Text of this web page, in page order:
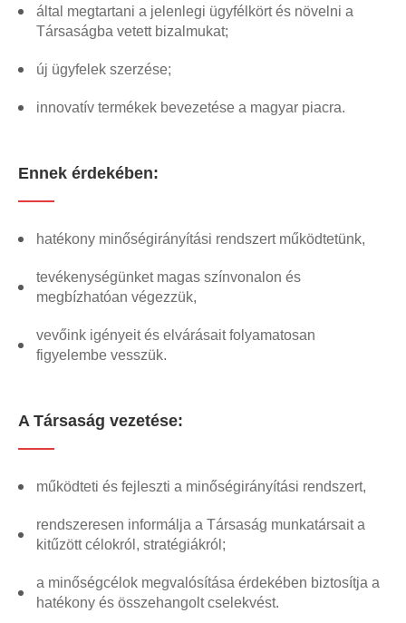
által megtartani a jelenlegi ügyfélkört és növelni a
Társaságba vetett bizalmukat;
új ügyfelek szerzése;
innovatív termékek bevezetése a magyar piacra.
Ennek érdekében:
hatékony minőségirányítási rendszert működtetünk,
tevékenységünket magas színvonalon és
megbízhatóan végezzük,
vevőink igényeit és elvárásait folyamatosan
figyelembe vesszük.
A Társaság vezetése:
működteti és fejleszti a minőségirányítási rendszert,
rendszeresen informálja a Társaság munkatársait a
kitűzött célokról, stratégiákról;
a minőségcélok megvalósítása érdekében biztosítja a
hatékony és összehangolt cselekvést.